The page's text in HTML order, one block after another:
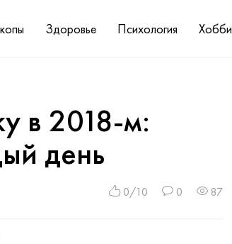
Здоровье Психология Хобби
в 2018-м:
день
0/10 0 87